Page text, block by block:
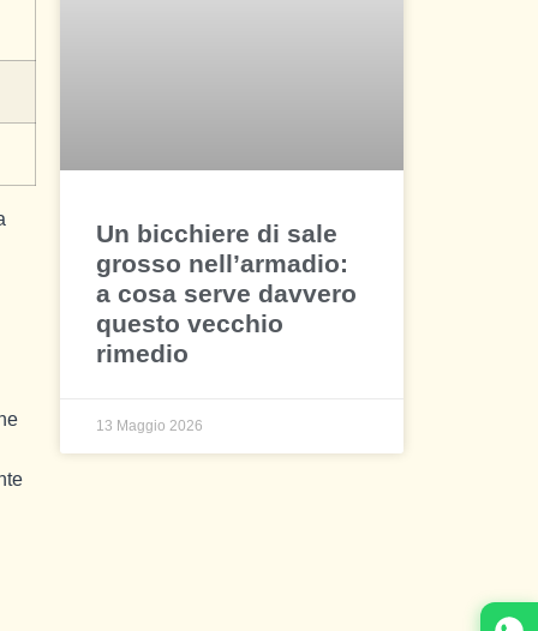
Un bicchiere di sale
grosso nell’armadio:
a cosa serve davvero
questo vecchio
rimedio
13 Maggio 2026